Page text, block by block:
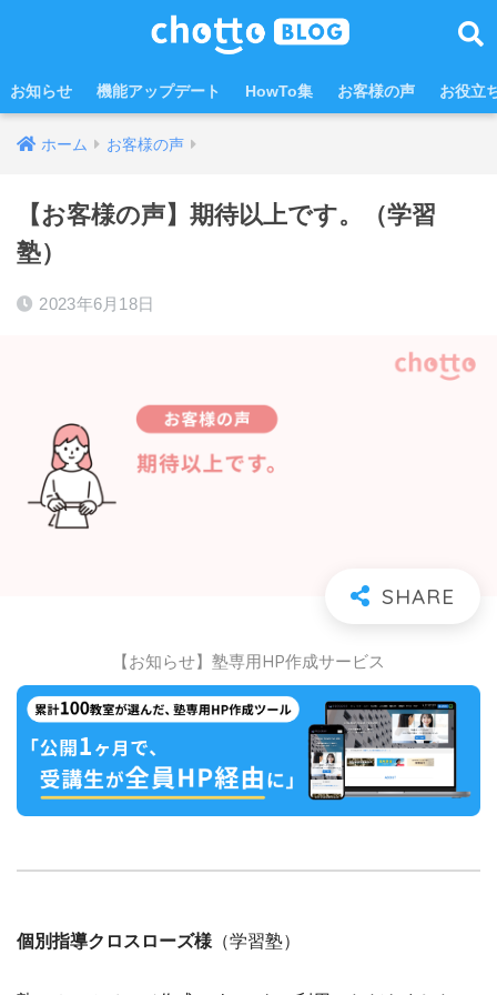
お知らせ 機能アップデート HowTo集 お客様の声 お役立
ホーム お客様の声
【お客様の声】期待以上です。（学習
塾）
2023年6月18日
【お知らせ】塾専用HP作成サービス
個別指導クロスローズ様 （学習塾）